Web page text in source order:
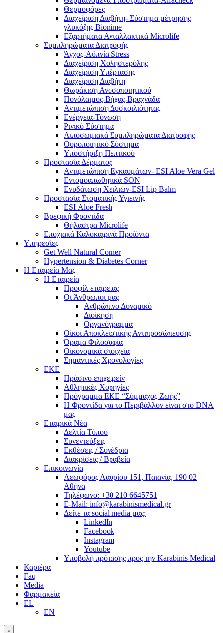
Θερμοφόρες
Διαχείριση Διαβήτη- Σύστημα μέτρησης
γλυκόζης Bionime
Εξαρτήματα Ανταλλακτικά Microlife
Συμπληρώματα Διατροφής
Άγχος-Αϋπνία Stress
Διαχείριση Χοληστερόλης
Διαχείριση Υπέρτασης
Διαχείριση Διαβήτη
Θωράκιση Ανοσοποιητικού
Πονόλαιμος-Βήχας-Βραχνάδα
Αντιμετώπιση Δυσκοιλιότητας
Eνέργεια-Τόνωση
Ρινικό Σύστημα
Λιποσωμιακά Συμπληρώματα Διατροφής
Ουροποιητικό Σύστημα
Υποστήριξη Πεπτικού
Προστασία Δέρματος
Αντιμετώπιση Εγκαυμάτων- ESI Aloe Vera Gel
Εντομοαπωθητικά SON
Ενυδάτωση Χειλιών-ESI Lip Balm
Προστασία Στοματικής Υγιεινής
ESI Αloe Fresh
Βρεφική Φροντίδα
Θήλαστρα Microlife
Εποχιακά Καλοκαιρινά Προϊόντα
Υπηρεσίες
Get Well Natural Corner
Hypertension & Diabetes Corner
Η Εταιρεία Μας
Η Εταιρεία
Προφίλ εταιρείας
Οι Άνθρωποι μας
Ανθρώπινο Δυναμικό
Διοίκηση
Οργανόγραμμα
Οίκοι Αποκλειστικής Αντιπροσώπευσης
Όραμα Φιλοσοφία
Οικονομικά στοιχεία
Σημαντικές Χρονολογίες
ΕΚΕ
Πράσινο επιχειρείν
Αθλητικές Χορηγίες
Πρόγραμμα ΕΚΕ “Σύμμαχος Ζωής”
Η Φροντίδα για το Περιβάλλον είναι στο DNA
μας
Εταιρικά Νέα
Δελτία Τύπου
Συνεντεύξεις
Εκθέσεις / Συνέδρια
Διακρίσεις / Βραβεία
Επικοινωνία
Λεωφόρος Λαυρίου 151, Παιανία, 190 02
Αθήνα
Τηλέφωνο: +30 210 6645751
E-Mail: info@karabinismedical.gr
Δείτε τα social media μας:
LinkedIn
Facebook
Instagram
Youtube
Υποβολή πρότασης προς την Karabinis Medical
Καριέρα
Faq
Media
Φαρμακεία
EL
EN